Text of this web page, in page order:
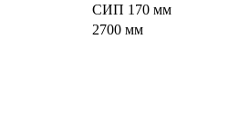
СИП 170 мм
2700 мм